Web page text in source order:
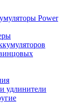
Power
удлинители